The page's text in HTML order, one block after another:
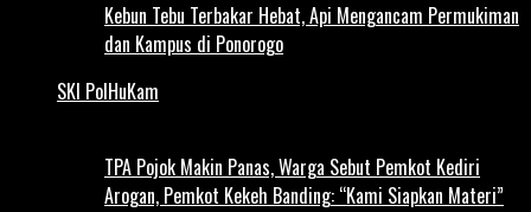
Kebun Tebu Terbakar Hebat, Api Mengancam Permukiman
dan Kampus di Ponorogo
SKI PolHuKam
TPA Pojok Makin Panas, Warga Sebut Pemkot Kediri
Arogan, Pemkot Kekeh Banding: “Kami Siapkan Materi”